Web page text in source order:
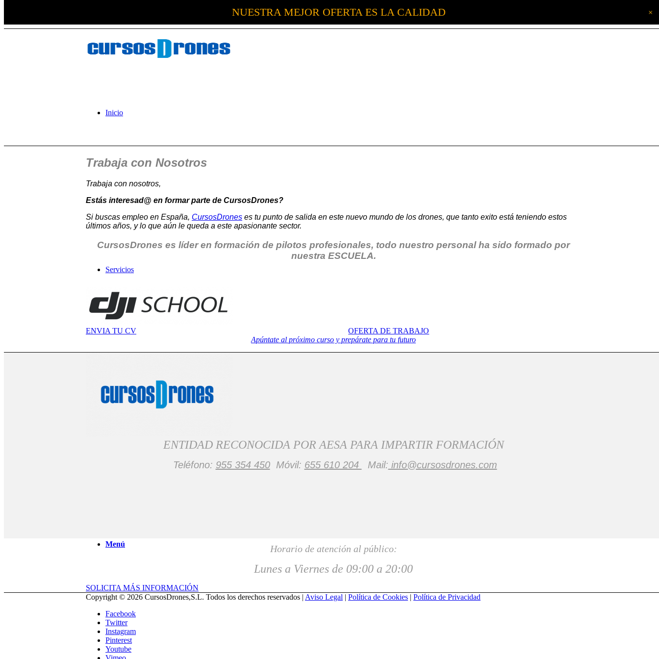
Inicio
Servicios
Tienda
Menú
Trabaja con Nosotros
Trabaja con nosotros,
Estás interesad@ en formar parte de CursosDrones?
Si buscas empleo en España, CursosDrones es tu punto de salida en este nuevo mundo de los drones, que tanto exito está teniendo estos
últimos años, y lo que aún le queda a este apasionante sector.
CursosDrones es líder en formación de pilotos profesionales, todo nuestro personal ha sido formado por
nuestra ESCUELA.
ENVIA TU CV
OFERTA DE TRABAJO
Apúntate al próximo curso y prepárate para tu futuro
ENTIDAD RECONOCIDA POR AESA PARA IMPARTIR FORMACIÓN
Teléfono: 955 354 450Móvil: 655 610 204 Mail: info@cursosdrones.com
Horario de atención al público:
Lunes a Viernes de 09:00 a 20:00
SOLICITA MÁS INFORMACIÓN
Copyright © 2026 CursosDrones,S.L. Todos los derechos reservados | Aviso Legal | Política de Cookies | Política de Privacidad
Facebook
Twitter
Instagram
Pinterest
Youtube
NUESTRA MEJOR OFERTA ES LA CALIDAD +